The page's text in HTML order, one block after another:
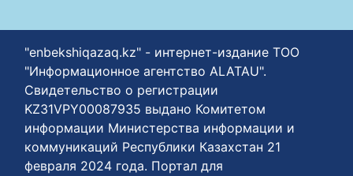
"enbekshiqazaq.kz" - интернет-издание ТОО
"Информационное агентство ALATAU".
Свидетельство о регистрации
KZ31VPY00087935 выдано Комитетом
информации Министерства информации и
коммуникаций Республики Казахстан 21
февраля 2024 года. Портал для